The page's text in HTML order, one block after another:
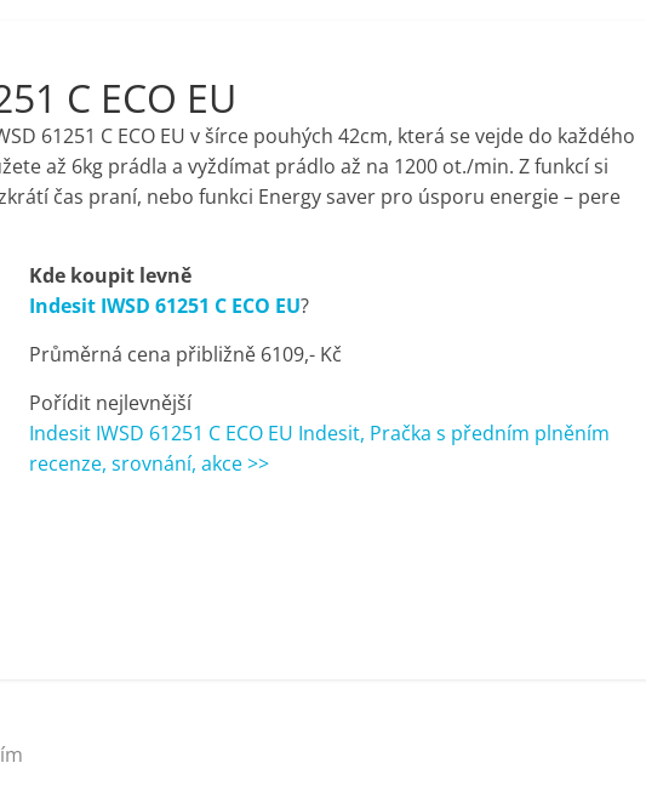
C ECO EU
61251 C ECO EU v šírce pouhých 42cm, která se vejde do každého
až 6kg prádla a vyždímat prádlo až na 1200 ot./min. Z funkcí si
čas praní, nebo funkci Energy saver pro úsporu energie – pere
Kde koupit levně
Indesit IWSD 61251 C ECO EU?
Průměrná cena přibližně 6109,- Kč
Pořídit nejlevnější
Indesit IWSD 61251 C ECO EU Indesit, Pračka s předním plněním
recenze, srovnání, akce >>